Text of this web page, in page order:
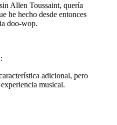
Allen Toussaint, quería
he hecho desde entonces
doo-wop.
:
adicional, pero
musical.